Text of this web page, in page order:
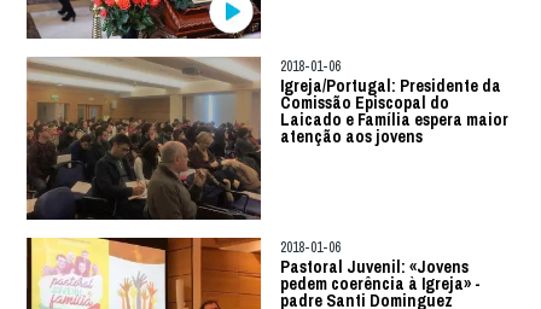
2018-01-06
Igreja/Portugal: Presidente da
Comissão Episcopal do
Laicado e Família espera maior
atenção aos jovens
2018-01-06
Pastoral Juvenil: «Jovens
pedem coerência à Igreja» -
padre Santi Dominguez